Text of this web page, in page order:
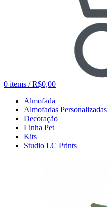
0 items / R$0,00
Almofada
Almofadas Personalizadas
Decoração
Linha Pet
Kits
Studio LC Prints